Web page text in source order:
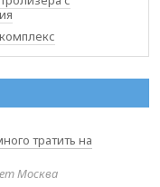
тратить на
Москва